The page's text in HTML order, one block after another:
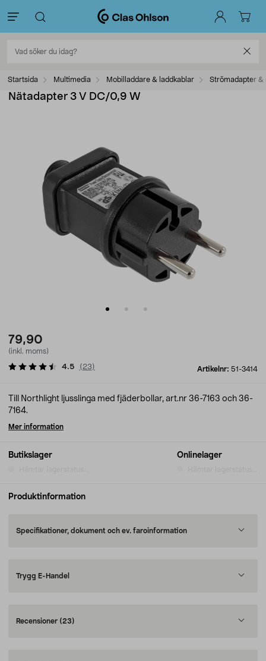
Startsida Multimedia Mobilladdare & laddkablar Strömadapter &
Nätadapter 3 V DC/0,9 W
79,90
(inkl. moms)
Artikelnr: 51-3414
4.5 ( 23)
Butikslager Onlinelager
Till Northlight ljusslinga med fjäderbollar, art.nr 36-7163 och 36-
7164.
Mer information
Produktinformation
Specifikationer, dokument och ev. faroinformation
Trygg E-Handel
Recensioner (23)